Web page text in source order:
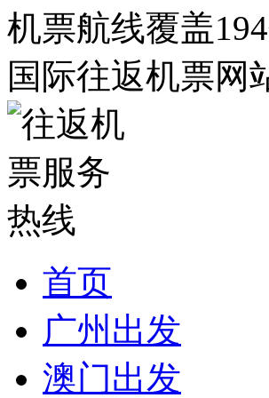
机票航线覆盖
国际往返机票网
首页
广州出发
澳门出发